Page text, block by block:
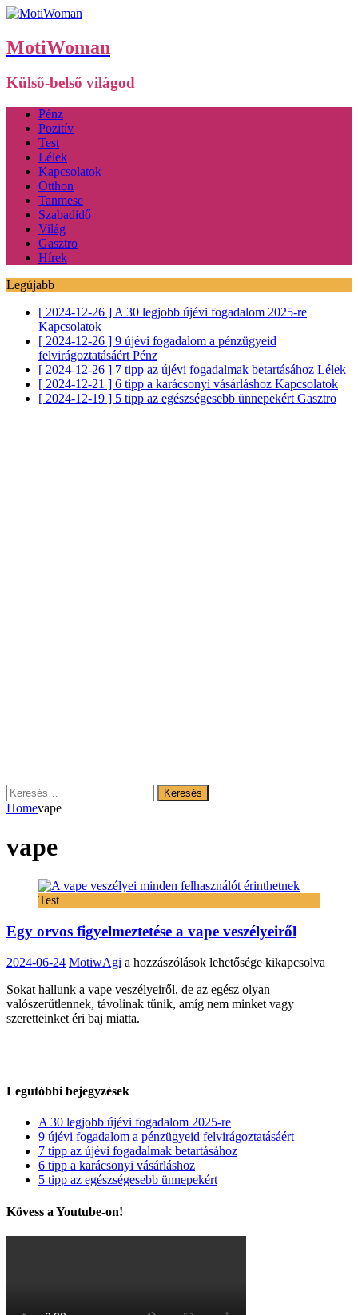
MotiWoman
Külső-belső világod
Pénz
Pozitív
Test
Lélek
Kapcsolatok
Otthon
Tanmese
Szabadidő
Világ
Gasztro
Hírek
Legújabb
[ 2024-12-26 ] A 30 legjobb újévi fogadalom 2025-re
Kapcsolatok
[ 2024-12-26 ] 9 újévi fogadalom a pénzügyeid
felvirágoztatásáért Pénz
[ 2024-12-26 ] 7 tipp az újévi fogadalmak betartásához Lélek
[ 2024-12-21 ] 6 tipp a karácsonyi vásárláshoz Kapcsolatok
[ 2024-12-19 ] 5 tipp az egészségesebb ünnepekért Gasztro
Keresés:
Homevape
vape
Test
Egy orvos figyelmeztetése a vape veszélyeiről
2024-06-24 MotiwAgi Egy
figyelmeztetése
a
vape
a hozzászólások lehetősége kikapcsolva
Sokat hallunk a vape veszélyeiről, de az egész olyan
valószerűtlennek, távolinak tűnik, amíg nem minket vagy
szeretteinket éri baj miatta.
Legutóbbi bejegyzések
A 30 legjobb újévi fogadalom 2025-re
9 újévi fogadalom a pénzügyeid felvirágoztatásáért
7 tipp az újévi fogadalmak betartásához
6 tipp a karácsonyi vásárláshoz
5 tipp az egészségesebb ünnepekért
Kövess a Youtube-on!